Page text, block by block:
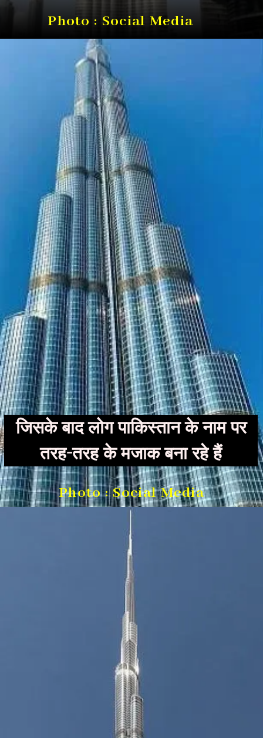
Photo : Social Media
जिसके बाद लोग पाकिस्‍तान के नाम पर
तरह-तरह के मजाक बना रहे हैं
Photo : Social Media